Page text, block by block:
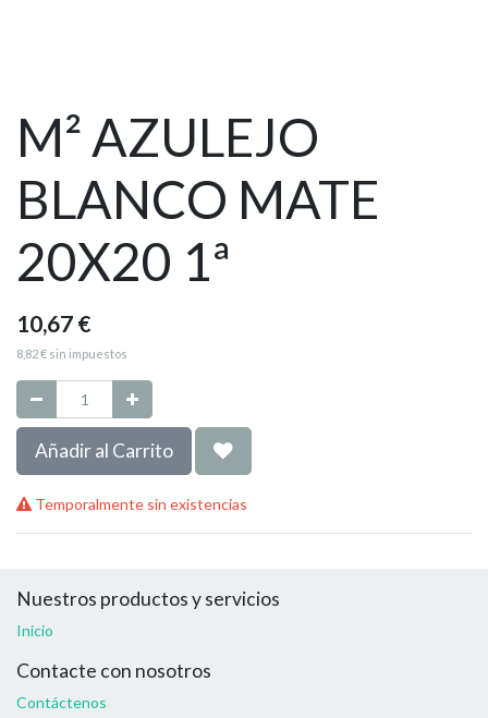
M² AZULEJO
BLANCO MATE
20X20 1ª
10,67 €
8,82€ sin impuestos
Añadir al Carrito
Temporalmente sin existencias
Nuestros productos y servicios
Inicio
Contacte con nosotros
Contáctenos